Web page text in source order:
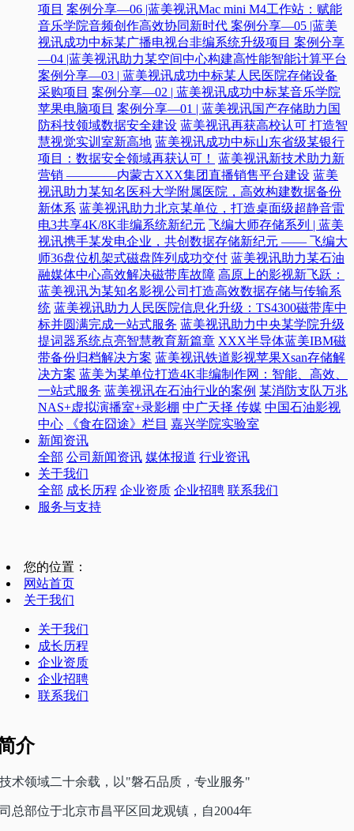
项目 案例分享—06 |蓝美视讯Mac mini M4工作站：赋能
音乐学院音频创作高效协同新时代​ 案例分享—05 |蓝美
视讯成功中标某广播电视台非编系统升级项目​ 案例分享
—04 |蓝美视讯助力某空间中心构建高性能智能计算平台​
案例分享—03 | 蓝美视讯成功中标某人民医院存储设备
采购项目 案例分享—02 | 蓝美视讯成功中标某音乐学院
苹果电脑项目 案例分享—01 | 蓝美视讯国产存储助力国
防科技领域数据安全建设 蓝美视讯再获高校认可 打造智
慧视觉实训室新高地 蓝美视讯成功中标山东省级某银行
项目：数据安全领域再获认可！
蓝美视讯新技术助力新
营销 ————内蒙古XXX集团直播销售平台建设 蓝美
视讯助力某知名医科大学附属医院，高效构建数据备份
新体系 蓝美视讯助力北京某单位，打造桌面级超静音雷
电3共享4K/8K非编系统新纪元 飞编大师存储系列 | 蓝美
视讯携手某发电企业，共创数据存储新纪元 —— 飞编大
师36盘位机架式磁盘阵列成功交付 蓝美视讯助力某石油
融媒体中心高效解决磁带库故障 高原上的影视新飞跃：
蓝美视讯为某知名影视公司打造高效数据存储与传输系
统 蓝美视讯助力人民医院信息化升级：TS4300磁带库中
标并圆满完成一站式服务 蓝美视讯助力中央某学院升级
提词器系统点亮智慧教育新篇章 XXX半导体蓝美IBM磁
带备份归档解决方案 蓝美视讯铁道影视苹果Xsan存储解
决方案 蓝美为某单位打造4K非编制作网：智能、高效、
一站式服务 蓝美视讯在石油行业的案例 某消防支队万兆
NAS+虚拟演播室+录影棚 中广天择 传媒 中国石油影视
中心
《食在囧途》栏目 嘉兴学院实验室
新闻资讯
全部 公司新闻资讯 媒体报道 行业资讯
关于我们
全部 成长历程 企业资质 企业招聘 联系我们
服务与支持
您的位置：
网站首页
关于我们
关于我们
成长历程
企业资质
企业招聘
联系我们
介
术领域二十余载，以"磐石品质，专业服务"
总部位于北京市昌平区回龙观镇，自2004年